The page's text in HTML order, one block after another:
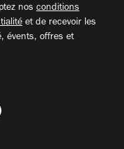
nos conditions
et de recevoir les
évents, offres et